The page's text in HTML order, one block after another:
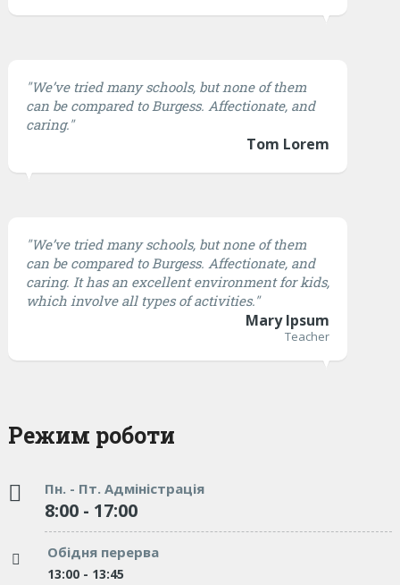
"We’ve tried many schools, but none of them
can be compared to Burgess. Affectionate, and
caring."
Tom Lorem
"We’ve tried many schools, but none of them
can be compared to Burgess. Affectionate, and
caring. It has an excellent environment for kids,
which involve all types of activities."
Mary Ipsum
Teacher
Режим роботи
Пн. - Пт. Адміністрація
8:00 - 17:00
Обідня перерва
13:00 - 13:45